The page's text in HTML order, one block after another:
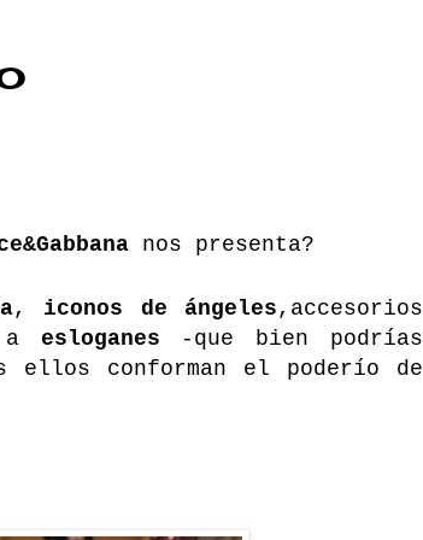
nos presenta?
, iconos de ángeles,accesorios
a esloganes -que bien podrías
ellos conforman el poderío de